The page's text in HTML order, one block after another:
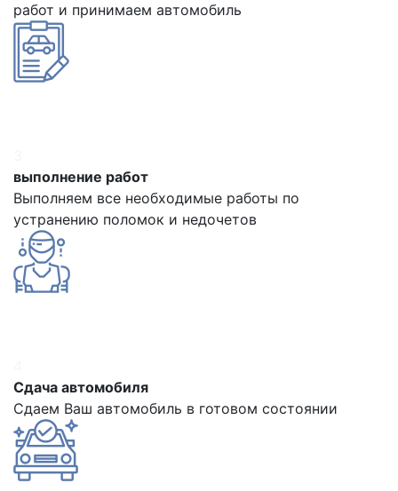
работ и принимаем автомобиль
выполнение работ
Выполняем все необходимые работы по
устранению поломок и недочетов
Сдача автомобиля
Сдаем Ваш автомобиль в готовом состоянии